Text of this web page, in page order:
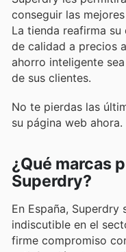
conseguir las
La tienda reafirma
de calidad a precios
ahorro inteligente
de sus clientes.
No te pierdas las
su página web ahora.
¿Qué marcas
Superdry?
En España,
indiscutible en el
firme compromiso